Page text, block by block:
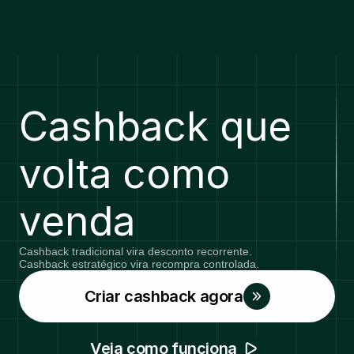
Cashback que
volta como
venda
Cashback tradicional vira desconto recorrente.
Cashback estratégico vira recompra controlada.
Criar cashback agora
Veja como funciona